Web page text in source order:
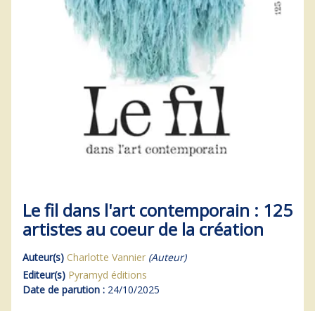
Le fil dans l'art contemporain : 125
artistes au coeur de la création
Auteur(s) Charlotte Vannier (Auteur)
Editeur(s) Pyramyd éditions
Date de parution : 24/10/2025